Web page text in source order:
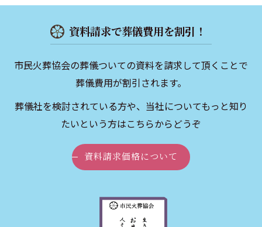
資料請求で葬儀費用を割引！
市民火葬協会の葬儀ついての資料を請求して頂くことで
葬儀費用が割引されます。
葬儀社を検討されている方や、当社についてもっと知り
たいという方はこちらからどうぞ
資料請求価格について